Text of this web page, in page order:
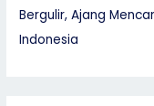
Bergulir, Ajang
Indonesia